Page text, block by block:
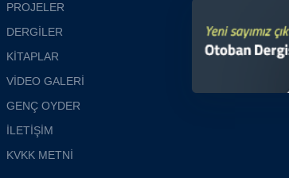
PROJELER
DERGİLER
KİTAPLAR
VİDEO GALERİ
GENÇ OYDER
İLETİŞİM
KVKK METNİ